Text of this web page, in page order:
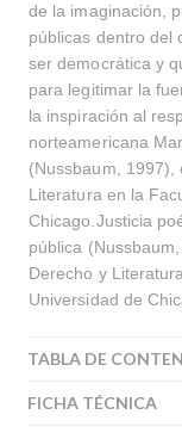
de la imaginación,
públicas dentro del
ser democrática y
para legitimar la
la inspiración al
norteamericana
(Nussbaum,
Literatura en la
Chicago.Justicia
pública
Derecho y
Universidad de
TABLA DE
FICHA TÉCNICA